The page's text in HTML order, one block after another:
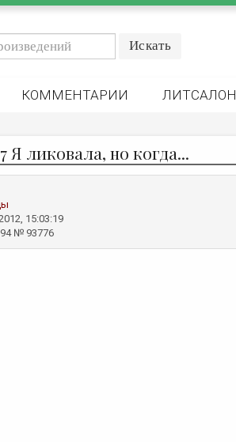
КОММЕНТАРИИ ЛИТСАЛОН
Я ликовала, но когда...
15:03:19
№ 93776